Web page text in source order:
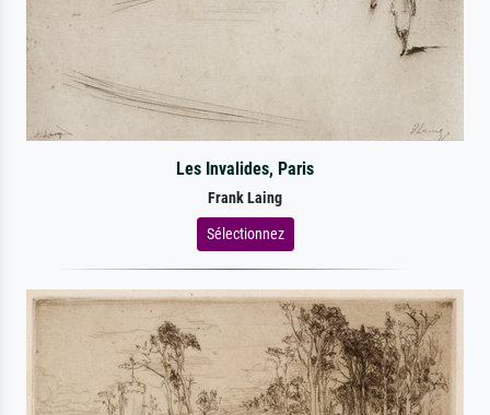
Les Invalides, Paris
Frank Laing
Sélectionnez